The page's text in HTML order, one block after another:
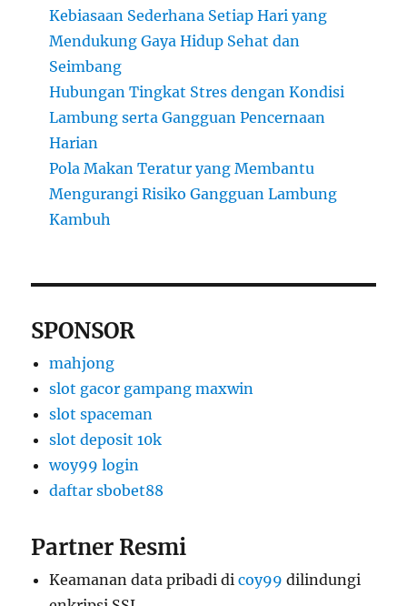
Kebiasaan Sederhana Setiap Hari yang
Mendukung Gaya Hidup Sehat dan
Seimbang
Hubungan Tingkat Stres dengan Kondisi
Lambung serta Gangguan Pencernaan
Harian
Pola Makan Teratur yang Membantu
Mengurangi Risiko Gangguan Lambung
Kambuh
SPONSOR
mahjong
slot gacor gampang maxwin
slot spaceman
slot deposit 10k
woy99 login
daftar sbobet88
Partner Resmi
Keamanan data pribadi dicoy99 dilindungi